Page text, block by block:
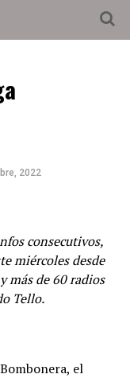
2022
consecutivos,
miércoles desde
más de 60 radios
Tello.
el